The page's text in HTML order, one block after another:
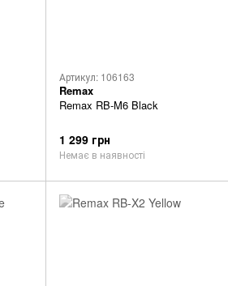
Артикул: 106163
Remax
Remax RB-M6 Black
1 299 грн
Немає в наявності